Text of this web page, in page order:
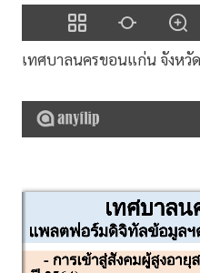
เทศบาลนครขอนแก่น จังหวั